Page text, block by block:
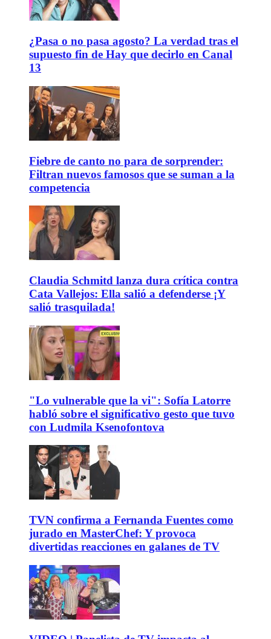
¿Pasa o no pasa agosto? La verdad tras el
supuesto fin de Hay que decirlo en Canal
13
Fiebre de canto no para de sorprender:
Filtran nuevos famosos que se suman a la
competencia
Claudia Schmitd lanza dura crítica contra
Cata Vallejos: Ella salió a defenderse ¡Y
salió trasquilada!
"Lo vulnerable que la vi": Sofía Latorre
habló sobre el significativo gesto que tuvo
con Ludmila Ksenofontova
TVN confirma a Fernanda Fuentes como
jurado en MasterChef: Y provoca
divertidas reacciones en galanes de TV